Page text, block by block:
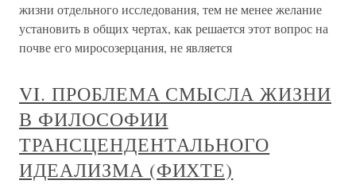
жизни отдельного исследования, тем не менее желание
установить в общих чертах, как решается этот вопрос на
почве его миросозерцания, не является
VI. ПРОБЛЕМА СМЫСЛА ЖИЗНИ
В ФИЛОСОФИИ
ТРАНСЦЕНДЕНТАЛЬНОГО
ИДЕАЛИЗМА (ФИХТЕ)